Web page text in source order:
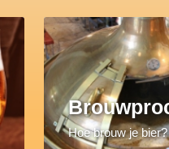
Hoe brouw je bier?